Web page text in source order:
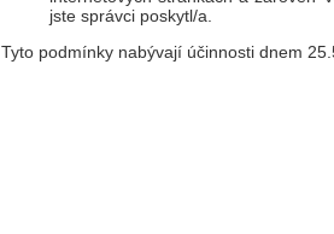
jste správci poskytl/a.
Tyto podmínky nabývají účinnosti dnem